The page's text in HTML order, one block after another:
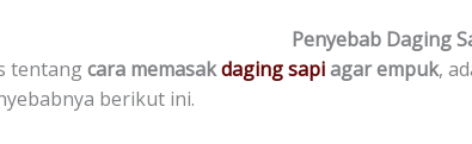
Penyebab Daging
tentangcara memasakdaging sapiagar empuk,
berikut ini.